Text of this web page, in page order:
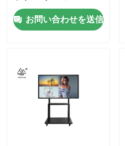
Smartboards
お問い合わせを送信